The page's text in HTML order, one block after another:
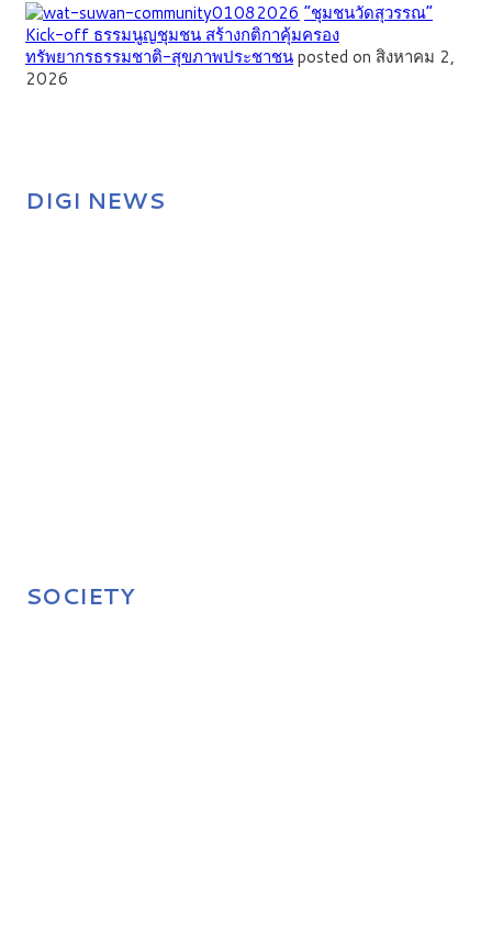
”ชุมชนวัดสุวรรณ”
Kick-off ธรรมนูญชุมชน สร้างกติกาคุ้มครอง
ทรัพยากรธรรมชาติ-สุขภาพประชาชนposted on สิงหาคม 2,
2026
DIGI NEWS
SOCIETY